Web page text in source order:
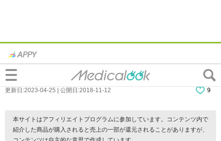
薬局で渡される明細書って、実はこんな意
味があるんです
更新日:2023-04-25 | 公開日:2018-11-12 9
本サイトはアフィリエイトプログラムに参加しています。コンテンツ内で
紹介した商品が購入されると売上の一部が還元されることがありますが、